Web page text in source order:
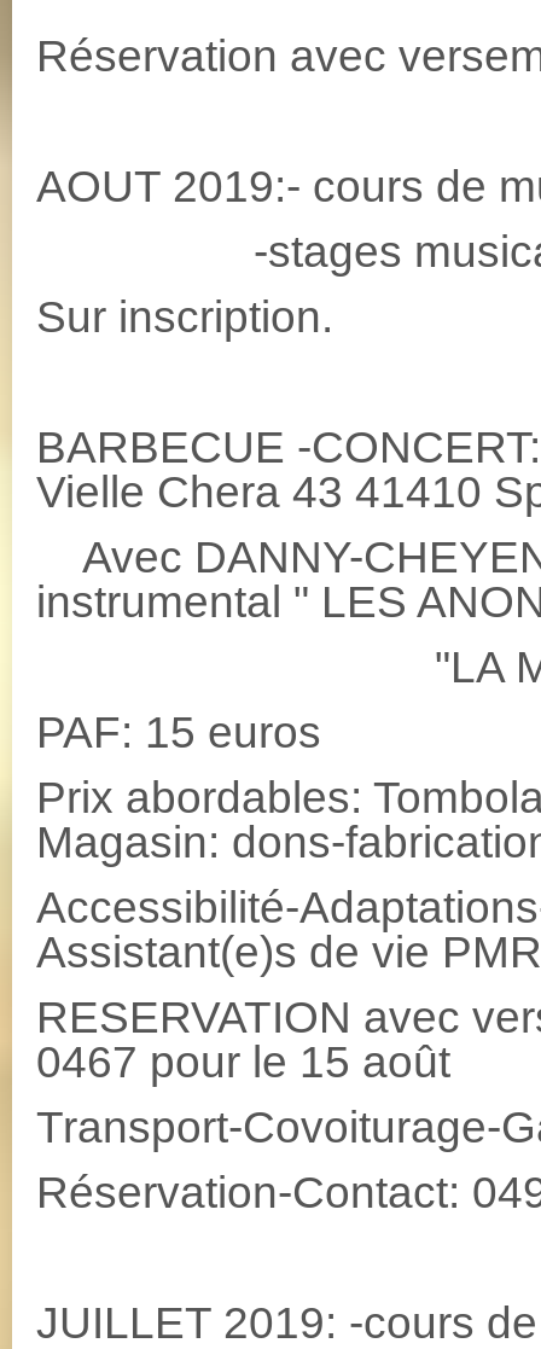
Réservation avec
AOUT 2019:- cours de
-stages
Sur inscription.
BARBECUE -
Vielle Chera 43 41410
Avec DANNY-
instrumental " LES
"LA
PAF: 15 euros
Prix abordables:
Magasin: dons-
Accessibilité-
Assistant(e)s de vie
RESERVATION avec
0467 pour le 15 août
Transport-Covoiturage-
Réservation-Contact:
JUILLET 2019: -cours